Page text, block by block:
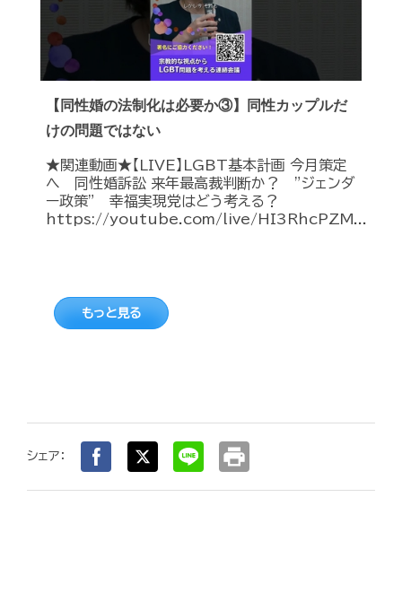
【同性婚の法制化は必要か③】同性カップルだ
けの問題ではない
★関連動画★【LIVE】LGBT基本計画 今月策定
へ 同性婚訴訟 来年最高裁判断か？ ”ジェンダ
ー政策” 幸福実現党はどう考える？
https://youtube.com/live/HI3RhcPZM...
もっと見る
シェア： print